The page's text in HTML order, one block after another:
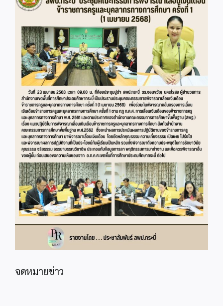
Image
จดหมายข่าว